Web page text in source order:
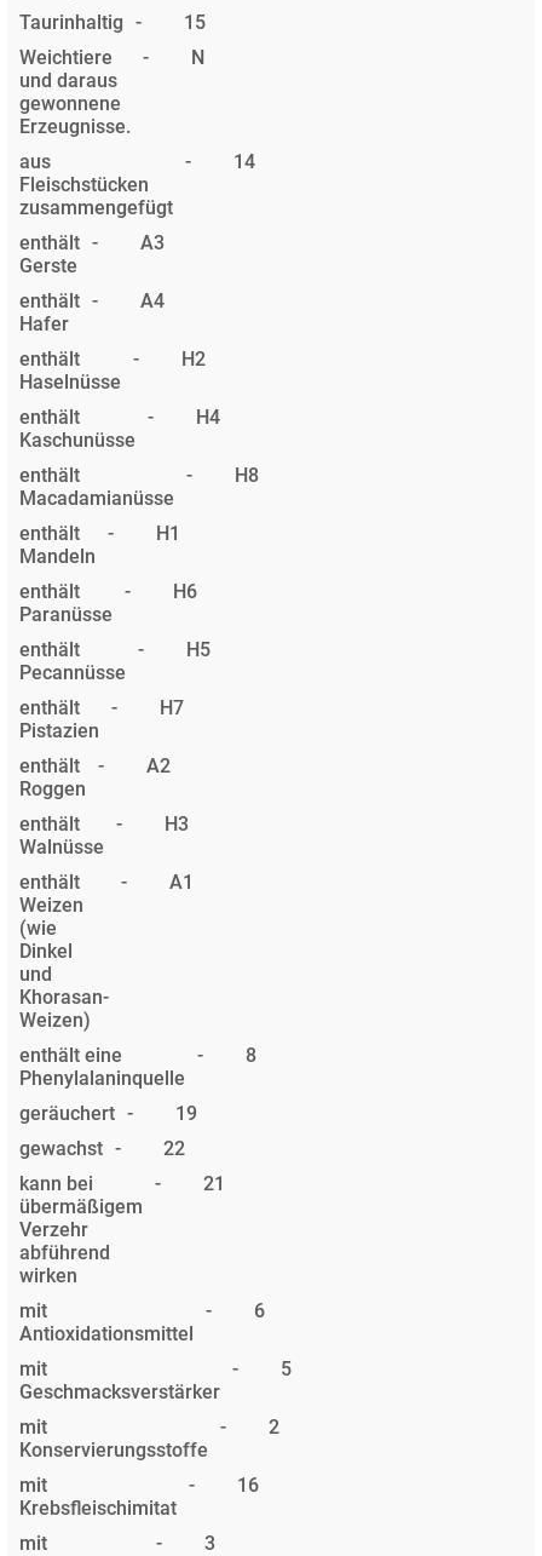
Taurinhaltig -
15
Weichtiere
und daraus
gewonnene
Erzeugnisse.
- N
aus
Fleischstücken
zusammengefügt
- 14
enthält
Gerste
- A3
enthält
Hafer
- A4
enthält
Haselnüsse
- H2
enthält
Kaschunüsse
- H4
enthält
Macadamianüsse
- H8
enthält
Mandeln
- H1
enthält
Paranüsse
- H6
enthält
Pecannüsse
- H5
enthält
Pistazien
- H7
enthält
Roggen
- A2
enthält
Walnüsse
- H3
enthält
Weizen
(wie
Dinkel
und
Khorasan-
Weizen)
- A1
enthält eine
Phenylalaninquelle
- 8
geräuchert -
19
gewachst -
22
kann bei
übermäßigem
Verzehr
abführend
wirken
- 21
mit
Antioxidationsmittel
- 6
mit
Geschmacksverstärker
- 5
mit
Konservierungsstoffe
- 2
mit
Krebsfleischimitat
- 16
mit
- 3